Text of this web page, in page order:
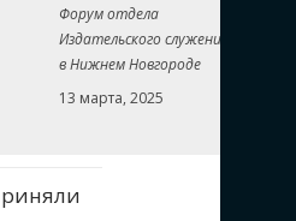
Форум отдела
Издательского служения
в Нижнем Новгороде
13 марта, 2025